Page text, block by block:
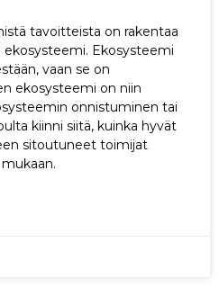
tavoitteista on rakentaa
ekosysteemi. Ekosysteemi
vaan se on
ekosysteemi on niin
onnistuminen tai
kiinni siitä, kuinka hyvät
sitoutuneet toimijat